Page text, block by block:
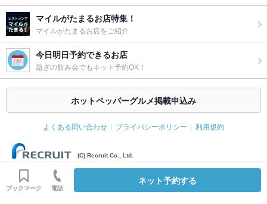
マイルがたまるお店特集！
マイルがたまるお店をご紹介
今日明日予約できるお店
急ぎの飲み会でもネット予約OK！
ホットペッパーグルメ掲載申込み
よくある問い合わせ プライバシーポリシー 利用規約
(C) Recruit Co., Ltd.
ブックマーク 電話
ネット予約する